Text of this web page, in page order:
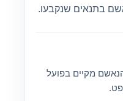
בתנאים שנקבעו.
מקיים בפועל